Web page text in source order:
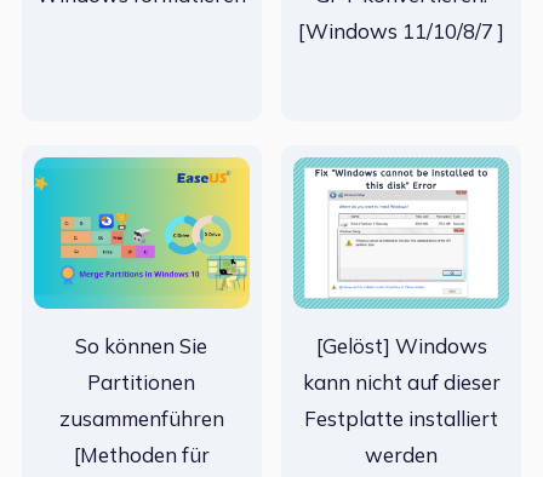
[Windows 11/10/8/7 ]
So können Sie
Partitionen
zusammenführen
[Methoden für
[Gelöst] Windows
kann nicht auf dieser
Festplatte installiert
werden